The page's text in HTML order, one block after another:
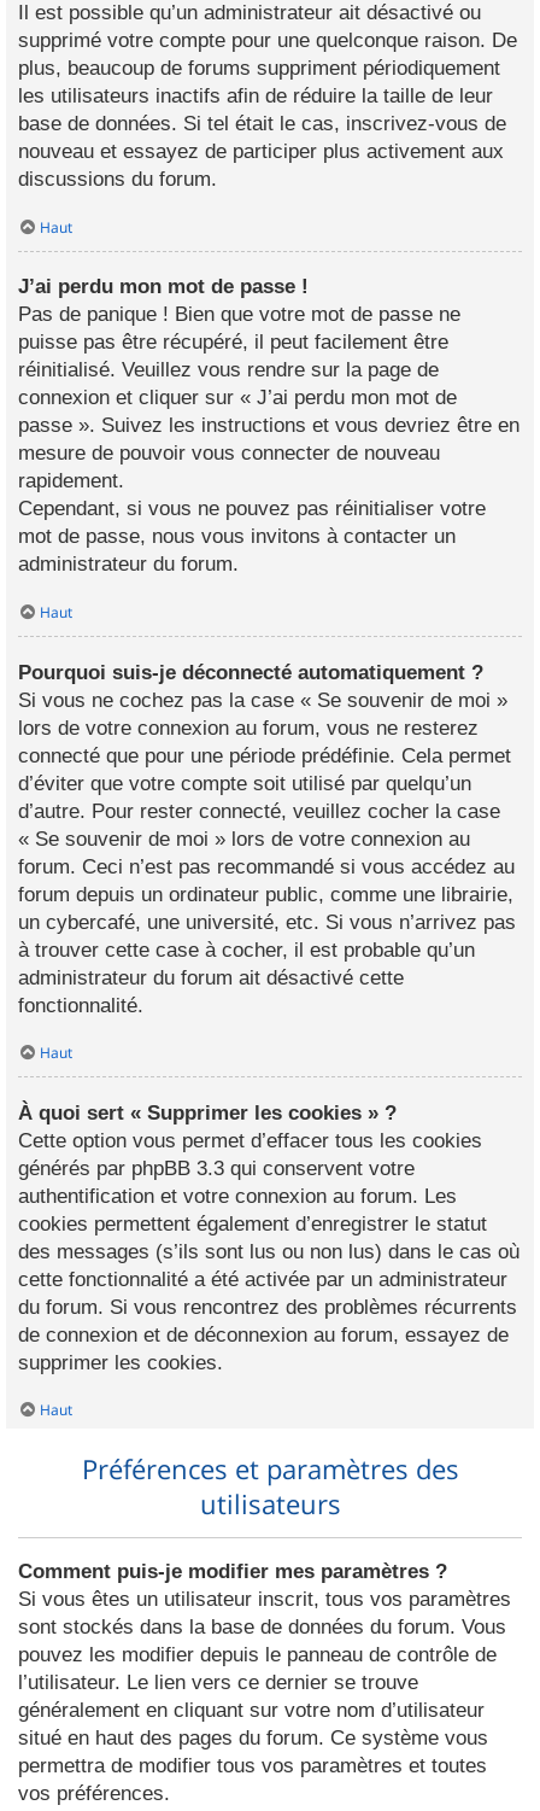
Il est possible qu’un administrateur ait désactivé ou
supprimé votre compte pour une quelconque raison. De
plus, beaucoup de forums suppriment périodiquement
les utilisateurs inactifs afin de réduire la taille de leur
base de données. Si tel était le cas, inscrivez-vous de
nouveau et essayez de participer plus activement aux
discussions du forum.
Haut
J’ai perdu mon mot de passe !
Pas de panique ! Bien que votre mot de passe ne
puisse pas être récupéré, il peut facilement être
réinitialisé. Veuillez vous rendre sur la page de
connexion et cliquer sur « J’ai perdu mon mot de
passe ». Suivez les instructions et vous devriez être en
mesure de pouvoir vous connecter de nouveau
rapidement.
Cependant, si vous ne pouvez pas réinitialiser votre
mot de passe, nous vous invitons à contacter un
administrateur du forum.
Haut
Pourquoi suis-je déconnecté automatiquement ?
Si vous ne cochez pas la case « Se souvenir de moi »
lors de votre connexion au forum, vous ne resterez
connecté que pour une période prédéfinie. Cela permet
d’éviter que votre compte soit utilisé par quelqu’un
d’autre. Pour rester connecté, veuillez cocher la case
« Se souvenir de moi » lors de votre connexion au
forum. Ceci n’est pas recommandé si vous accédez au
forum depuis un ordinateur public, comme une librairie,
un cybercafé, une université, etc. Si vous n’arrivez pas
à trouver cette case à cocher, il est probable qu’un
administrateur du forum ait désactivé cette
fonctionnalité.
Haut
À quoi sert « Supprimer les cookies » ?
Cette option vous permet d’effacer tous les cookies
générés par phpBB 3.3 qui conservent votre
authentification et votre connexion au forum. Les
cookies permettent également d’enregistrer le statut
des messages (s’ils sont lus ou non lus) dans le cas où
cette fonctionnalité a été activée par un administrateur
du forum. Si vous rencontrez des problèmes récurrents
de connexion et de déconnexion au forum, essayez de
supprimer les cookies.
Haut
Préférences et paramètres des
utilisateurs
Comment puis-je modifier mes paramètres ?
Si vous êtes un utilisateur inscrit, tous vos paramètres
sont stockés dans la base de données du forum. Vous
pouvez les modifier depuis le panneau de contrôle de
l’utilisateur. Le lien vers ce dernier se trouve
généralement en cliquant sur votre nom d’utilisateur
situé en haut des pages du forum. Ce système vous
permettra de modifier tous vos paramètres et toutes
vos préférences.